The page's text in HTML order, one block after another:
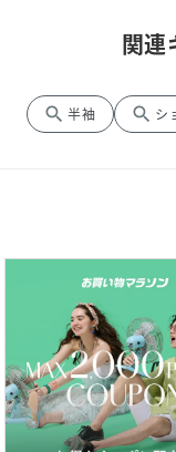
関連
search 半袖 search シ